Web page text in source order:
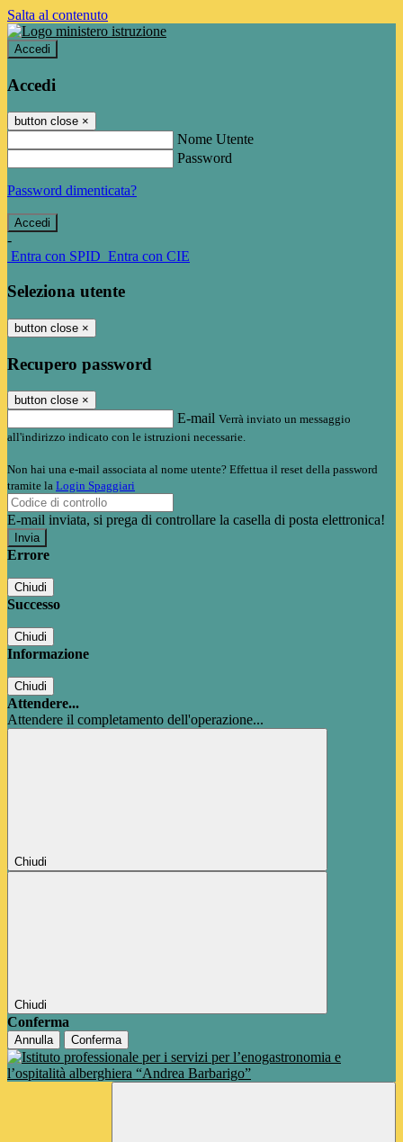
Salta al contenuto
Accedi
Accedi
button close ×
Nome Utente
Password
Password dimenticata?
-
Entra con SPID Entra con CIE
Seleziona utente
button close ×
Recupero password
button close ×
E-mail Verrà inviato un messaggio
all'indirizzo indicato con le istruzioni necessarie.
Non hai una e-mail associata al nome utente? Effettua il reset della password
tramite la Login Spaggiari
E-mail inviata, si prega di controllare la casella di posta elettronica!
Errore
Chiudi
Successo
Chiudi
Informazione
Chiudi
Attendere...
Attendere il completamento dell'operazione...
Chiudi
Chiudi
Conferma
Annulla Conferma